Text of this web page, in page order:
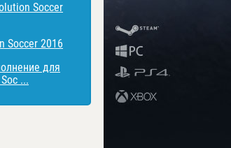
Soccer
Soccer 2016
для
...